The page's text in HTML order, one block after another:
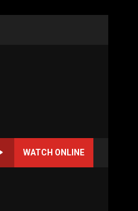
WATCH ONLINE